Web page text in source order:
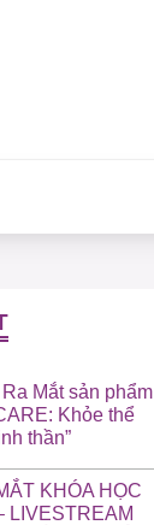
Mắt sản phẩm
Khỏe thể
thần”
KHÓA HỌC
LIVESTREAM